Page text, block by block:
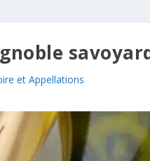
et Appellations